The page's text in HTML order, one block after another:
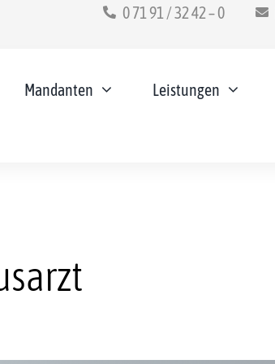
0 71 91 / 32 42 – 0
Mandanten Leistungen